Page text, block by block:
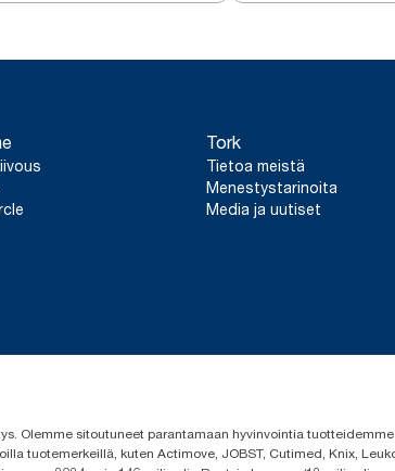
Tork
Tietoa meistä
Menestystarinoita
Media ja uutiset
Olemme sitoutuneet parantamaan hyvinvointia
tuotemerkeillä, kuten Actimove, JOBST, Cutimed, Knix,